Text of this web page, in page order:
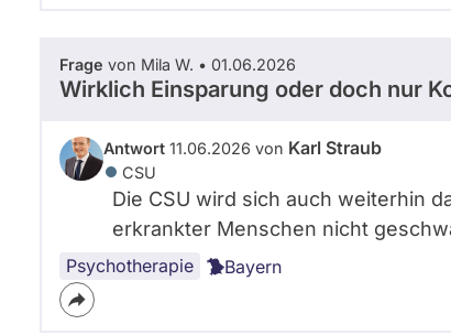
Frage von Mila W. • 01.06.2026
Wirklich Einsparung oder doch nur
Antwort 11.06.2026 von Karl Straub
CSU
Die CSU wird sich auch weiterhin
erkrankter Menschen nicht
Psychotherapie Bayern